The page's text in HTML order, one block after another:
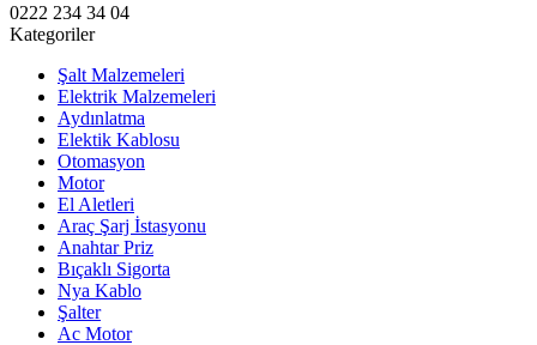
0222 234 34 04
Kategoriler
Şalt Malzemeleri
Elektrik Malzemeleri
Aydınlatma
Elektik Kablosu
Otomasyon
Motor
El Aletleri
Araç Şarj İstasyonu
Anahtar Priz
Bıçaklı Sigorta
Nya Kablo
Şalter
Ac Motor